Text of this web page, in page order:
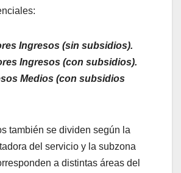
Ingresos (sin subsidios).
Ingresos (con subsidios).
Medios (con subsidios
también se dividen según la
del servicio y la subzona
a distintas áreas del